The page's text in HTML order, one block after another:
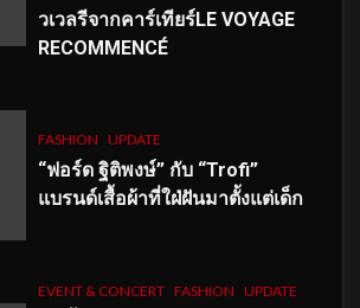
วเวลรีจากคาร์เทียร์LE VOYAGE
RECOMMENCÉ
FASHION UPDATE
“ฟอร์ด ฐิติพงษ์” กับ “Trofi”
แบรนด์เสื้อผ้าที่ใฝ่ฝันมาตั้งแต่เด็ก
EVENT & CONCERT FASHION UPDATE